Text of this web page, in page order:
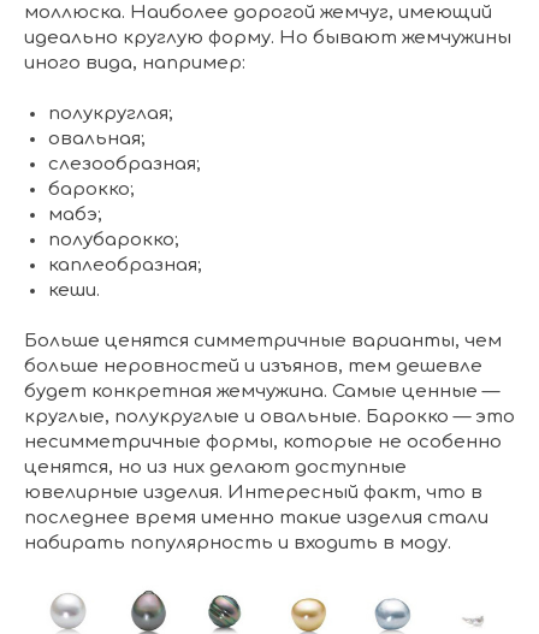
моллюска. Наиболее дорогой жемчуг, имеющий
идеально круглую форму. Но бывают жемчужины
иного вида, например:
полукруглая;
овальная;
слезообразная;
барокко;
мабэ;
полубарокко;
каплеобразная;
кеши.
Больше ценятся симметричные варианты, чем
больше неровностей и изъянов, тем дешевле
будет конкретная жемчужина. Самые ценные —
круглые, полукруглые и овальные. Барокко — это
несимметричные формы, которые не особенно
ценятся, но из них делают доступные
ювелирные изделия. Интересный факт, что в
последнее время именно такие изделия стали
набирать популярность и входить в моду.